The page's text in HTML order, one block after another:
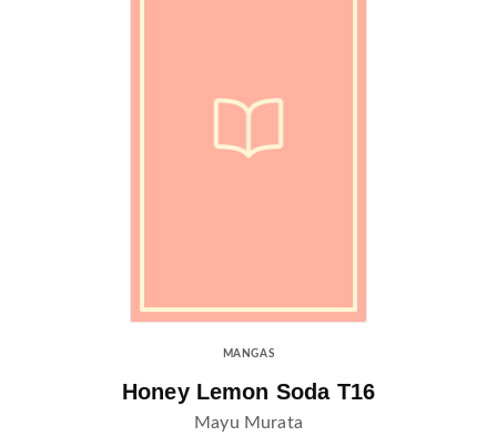
MANGAS
Honey Lemon Soda T16
Mayu Murata